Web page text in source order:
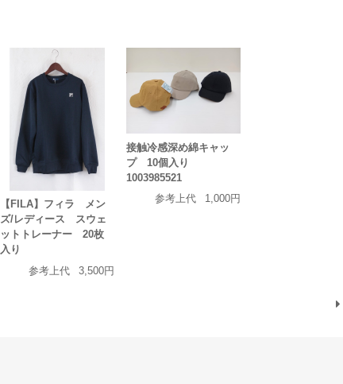
【FILA】フィラ メン
ズ/レディース スウェ
ットトレーナー 20枚
入り
参考上代
3,500円
接触冷感深め綿キャッ
プ 10個入り
1003985521
参考上代
1,000円